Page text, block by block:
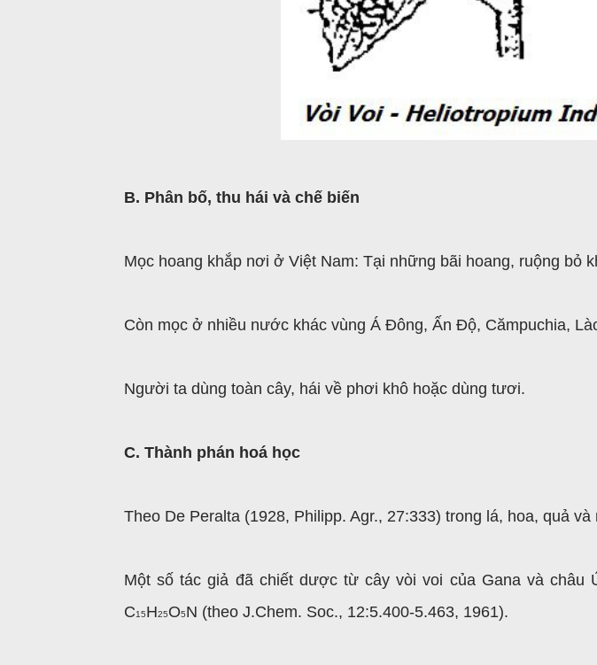
B. Phân bố, thu hái và chế biến
Mọc hoang khắp nơi ở Việt Nam: Tại những bãi hoang, ruộng bỏ
Còn mọc ở nhiều nước khác vùng Á Đông, Ấn Độ, Cămpuchia,
Người ta dùng toàn cây, hái về phơi khô hoặc dùng tươi.
C. Thành phán hoá học
Theo De Peralta (1928, Philipp. Agr., 27:333) trong lá, hoa, quả
Một số tác giả đã chiết dược từ cây vòi voi của Gana và châu
C15H25O5N (theo J.Chem. Soc., 12:5.400-5.463, 1961).